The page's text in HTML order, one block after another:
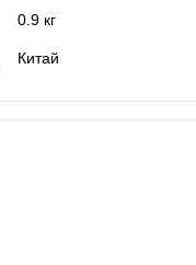
0.9 кг
Китай